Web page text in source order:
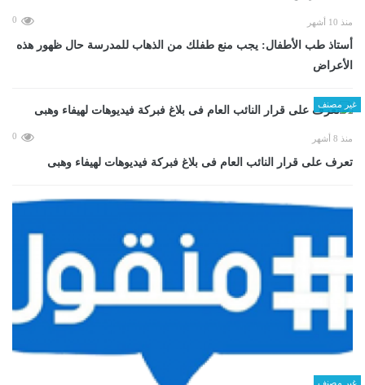
منذ 10 أشهر 0
أستاذ طب الأطفال: يجب منع طفلك من الذهاب للمدرسة حال ظهور هذه
الأعراض
غير مصنف
منذ 8 أشهر 0
تعرف على قرار النائب العام فى بلاغ فبركة فيديوهات لهيفاء وهبى
غير مصنف